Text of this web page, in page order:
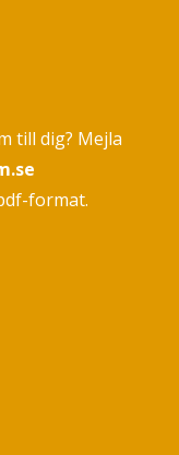
till dig? Mejla
format.